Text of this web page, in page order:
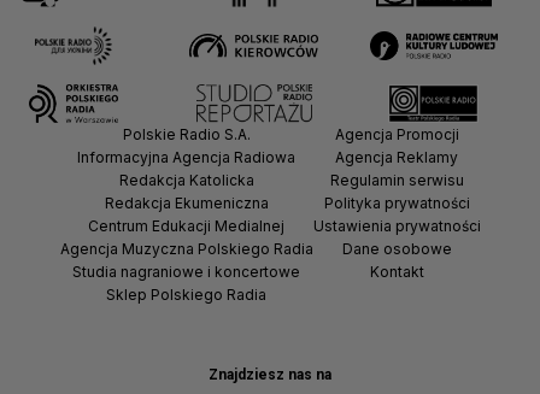
Znajdziesz nas na
Polskie Radio S.A.
Informacyjna Agencja Radiowa
Redakcja Katolicka
Redakcja Ekumeniczna
Centrum Edukacji Medialnej
Agencja Muzyczna Polskiego Radia
Studia nagraniowe i koncertowe
Sklep Polskiego Radia
Agencja Promocji
Agencja Reklamy
Regulamin serwisu
Polityka prywatności
Ustawienia prywatności
Dane osobowe
Kontakt